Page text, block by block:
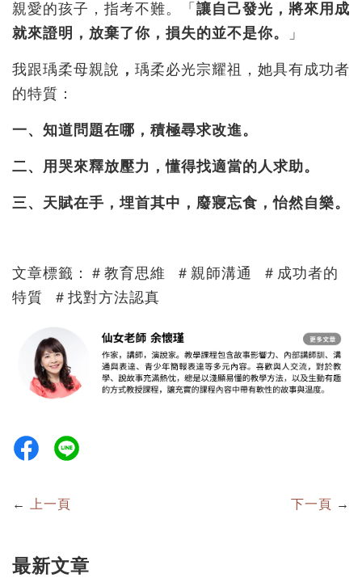
親愛的孩子，指考不難。「 讓自己發光，將來用成
就來證明，放棄了你，損失的並不是你。
」
我跟瑀柔母親說 ， 瑀柔必光宗耀祖，她具有成功者
的特質：
一、知道問題在哪，積極尋求改進。
二、用哭來釋放壓力，懂得找適當的人求助。
三、天賦在手，埋首其中，廢寢忘食，怡然自樂。
文章標籤：＃教育思維 ＃親師溝通
＃成功者的
特質 ＃找對方法認真
← 上一頁 下一頁 →
最新文章